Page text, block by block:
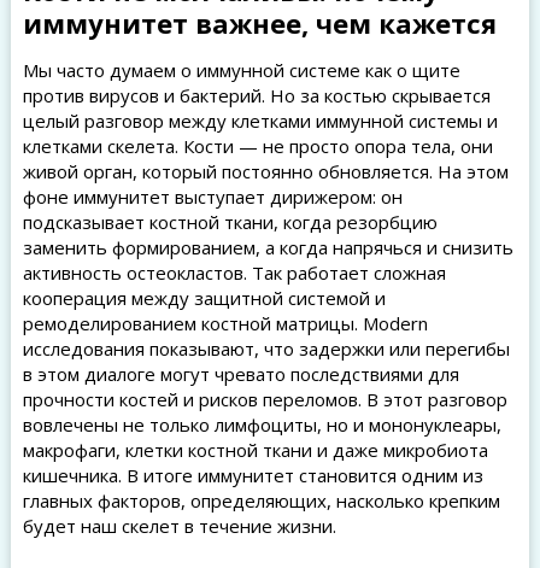
иммунитет важнее, чем кажется
Мы часто думаем о иммунной системе как о щите
против вирусов и бактерий. Но за костью скрывается
целый разговор между клетками иммунной системы и
клетками скелета. Кости — не просто опора тела, они
живой орган, который постоянно обновляется. На этом
фоне иммунитет выступает дирижером: он
подсказывает костной ткани, когда резорбцию
заменить формированием, а когда напрячься и снизить
активность остеокластов. Так работает сложная
кооперация между защитной системой и
ремоделированием костной матрицы. Modern
исследования показывают, что задержки или перегибы
в этом диалоге могут чревато последствиями для
прочности костей и рисков переломов. В этот разговор
вовлечены не только лимфоциты, но и мононуклеары,
макрофаги, клетки костной ткани и даже микробиота
кишечника. В итоге иммунитет становится одним из
главных факторов, определяющих, насколько крепким
будет наш скелет в течение жизни.